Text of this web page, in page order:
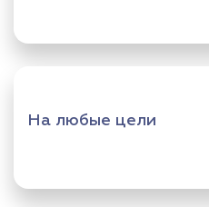
На любые цели